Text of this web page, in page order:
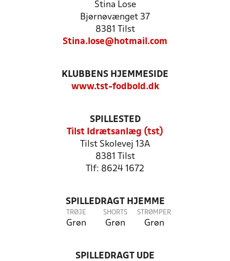
Stina Lose
Bjørnøvænget 37
8381 Tilst
Stina.lose@hotmail.com
KLUBBENS HJEMMESIDE
www.tst-fodbold.dk
SPILLESTED
Tilst Idrætsanlæg (tst)
Tilst Skolevej 13A
8381 Tilst
Tlf: 8624 1672
SPILLEDRAGT HJEMME
TRØJE
Grøn
SHORTS
Grøn
STRØMPER
Grøn
SPILLEDRAGT UDE